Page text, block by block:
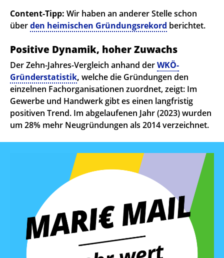
Content-Tipp: Wir haben an anderer Stelle schon
überden heimischen Gründungsrekord berichtet.
Positive Dynamik, hoher Zuwachs
Der Zehn-Jahres-Vergleich anhand derWKÖ-
Gründerstatistik, welche die Gründungen den
einzelnen Fachorganisationen zuordnet, zeigt: Im
Gewerbe und Handwerk gibt es einen langfristig
positiven Trend. Im abgelaufenen Jahr (2023) wurden
um 28% mehr Neugründungen als 2014 verzeichnet.